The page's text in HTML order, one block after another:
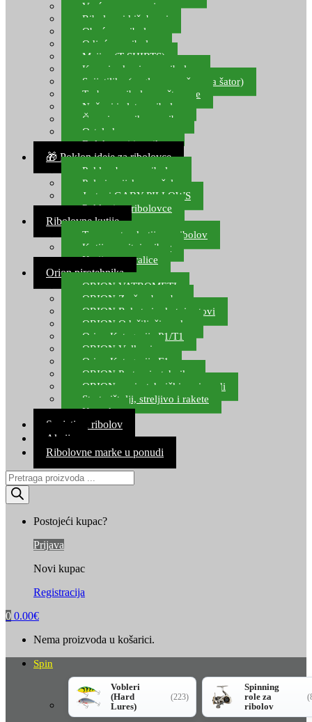
Vreće za spavanje
Ribolovni kišobrani
Obuća za ribolov
Odjeća za ribolov
Majice (T-SHIRTS)
Kape i rukavice za ribolov
Svijetiljke (naglavne, ručne, za šator)
Torbe za ribolovne štapove
Noževi i alat za ribolov
Čamci za prihranu ribe
Ostala kamp oprema
Dalekozori i optika
🎁 Poklon ideje za ribolovce
Poklon bon za ribolov
Polarizacijske naočale
Jastuci GABY PILLOWS
Pokloni za ribolovce
Ribolovne kutije
Transportne kutije za ribolov
Kutije za sitni pribor
Kutije za varalice
Orion pirotehnika
ORION VATROMETI
ORION Zračne bombe
ORION Rakete i raketni setovi
ORION Odašiljači zvuka
Orion Kategorija P1/T1
ORION Vulkani
Orion Kategorija F1
ORION Party pirotehnika
ORION nepirotehnički proizvodi
Start pištolji, streljivo i rakete
Kontakt
Savjeti za ribolov
Akcija
Ribolovne marke u ponudi
Products
search
Postojeći kupac?
Prijava
Novi kupac
Registracija
0 0.00€
Nema proizvoda u košarici.
Spin
Vobleri
(Hard
Lures)
(223)
Spinning
role za
ribolov